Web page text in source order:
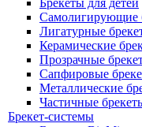
Брекеты для детей
Самолигирующие
Лигатурные
Керамические
Прозрачные
Сапфировые
Металлические
Частичные
Брекет-системы